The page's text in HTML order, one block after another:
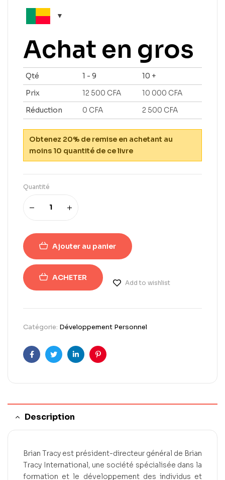
Achat en gros
Qté 1 - 9
10 +
Prix
12 500 CFA 10 000 CFA
Réduction
0 CFA 2 500 CFA
Obtenez 20% de remise en achetant au
moins 10 quantité de ce livre
Quantité
Ajouter au panier
ACHETER
Add to wishlist
Catégorie: Développement Personnel
FacebookTwitterLinkedinPinterest
Description
Brian Tracy est président-directeur général de Brian
Tracy International, une société spécialisée dans la
formation et le développement des individus et